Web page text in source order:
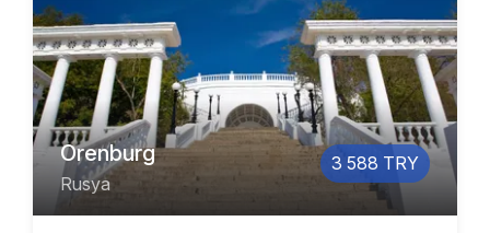
Orenburg
Rusya
3 588 TRY